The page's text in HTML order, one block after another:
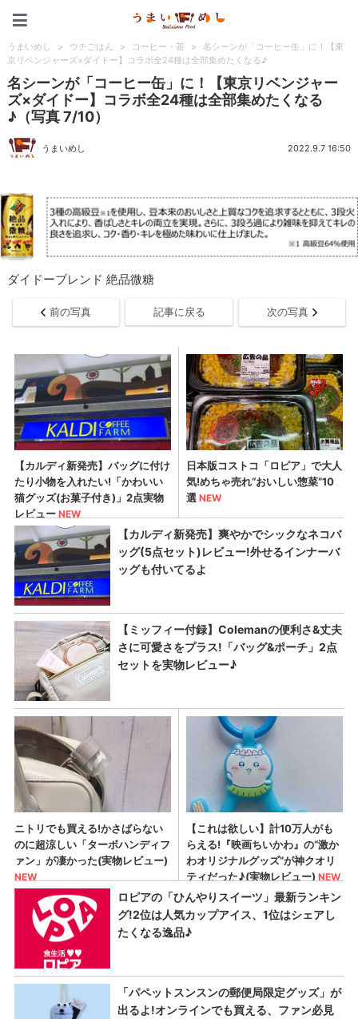
うまいめし > ウチごはん > コーヒー・茶 >
名シーンが「コーヒー缶」に！【東
京リベンジャーズ×ダイドー】コラボ全24種は全部集めたくなる♪
名シーンが「コーヒー缶」に！【東京リベンジャー
ズ×ダイドー】コラボ全24種は全部集めたくなる
♪（写真 7/10）
うまいめし 2022.9.7 16:50
ダイドーブレンド 絶品微糖
前の写真 記事に戻る 次の写真